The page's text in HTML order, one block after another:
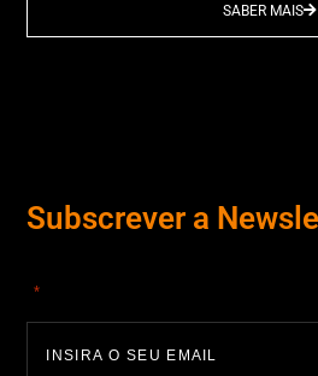
SABER MAIS
Subscrever a
"*